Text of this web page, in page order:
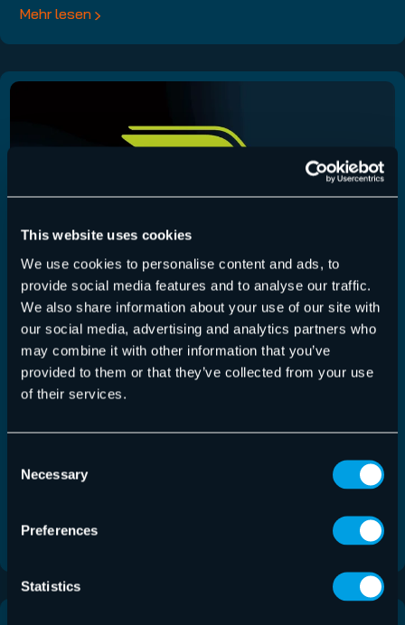
This website uses cookies
We use cookies to personalise content and ads, to
provide social media features and to analyse our traffic.
We also share information about your use of our site with
our social media, advertising and analytics partners who
may combine it with other information that you’ve
provided to them or that they’ve collected from your use
of their services.
Selection
Necessary
Preferences
Statistics
Mehr lesen
Control Panel Release 6.59.0.0
Control Panel,Release Notes
dedizierten Seite für Link Protection, Unterstützung
Mehr lesen